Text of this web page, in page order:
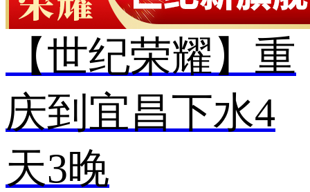
【世纪荣耀】重
庆到宜昌下水4
天3晚